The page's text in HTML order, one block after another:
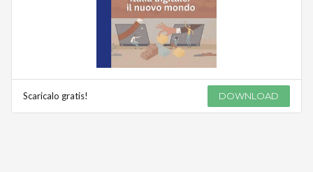
Scaricalo gratis! DOWNLOAD